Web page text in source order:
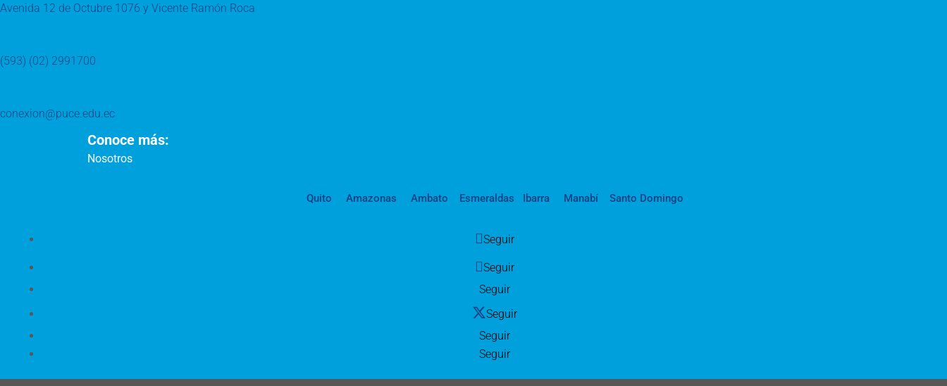
Avenida 12 de Octubre 1076 y Vicente Ramón Roca
(593) (02) 2991700
conexion@puce.edu.ec
Conoce más:
Nosotros
Quito Amazonas Ambato Esmeraldas Ibarra Manabí Santo Domingo
Seguir
Seguir
Seguir
Seguir
Seguir
Seguir